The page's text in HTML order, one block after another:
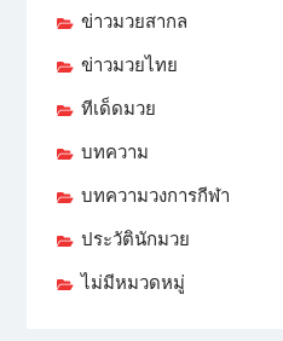
ข่าวมวยสากล
ข่าวมวยไทย
ทีเด็ดมวย
บทความ
บทความวงการกีฬา
ประวัตินักมวย
ไม่มีหมวดหมู่